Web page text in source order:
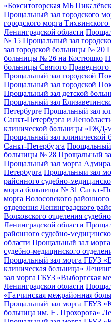
«Бокситогорская МБ
Прощальный зал городского
городского морга
Ленинградской области
№ 15 Прощальный зал
зал городской больницы № 20
больницы № 26 на Костюшко
больницы Святого
Прощальный зал городской
Прощальный зал городской
Прощальный зал детской
Прощальный зал
Петербурге Прощальный зал
Санкт-Петербурга и
клинической больницы «РЖД-
Прощальный зал клинической
Санкт-Петербурга Прощальный
больницы № 28 Прощальный
Прощальный зал морга
Петербурга Прощальный зал
районного судебно-
морга больницы № 31 Санкт-
морга Волосовского
отделения Ленинградского
Волховского отделения
Ленинградской области
районного судебно-
области Прощальный зал морга
судебно-медицинского
Прощальный зал морга ГБУЗ
клиническая больница»
зал морга ГБУЗ «Выборгская
Ленинградской области
«Гатчинская межрайонная
Прощальный зал морга ГБУЗ
больница им. Н. Прохорова»